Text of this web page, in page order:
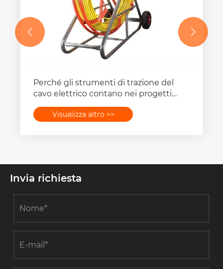
Perché gli strumenti di trazione del
cavo elettrico contano nei progetti
Visualizza altro >>
 
Invia richiesta